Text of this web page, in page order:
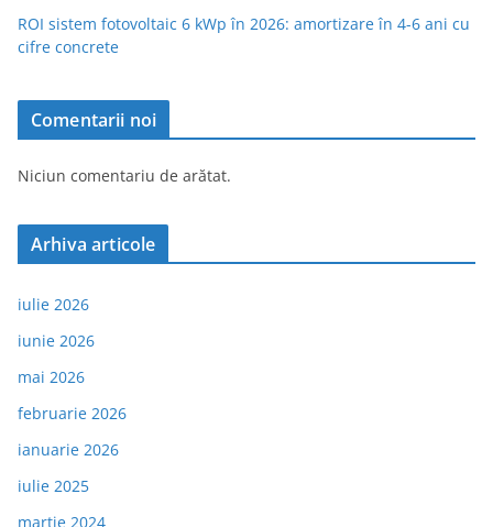
ROI sistem fotovoltaic 6 kWp în 2026: amortizare în 4-6 ani cu
cifre concrete
Comentarii noi
Niciun comentariu de arătat.
Arhiva articole
iulie 2026
iunie 2026
mai 2026
februarie 2026
ianuarie 2026
iulie 2025
martie 2024